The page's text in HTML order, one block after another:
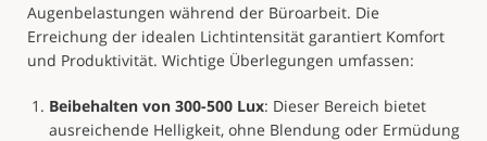
Augenbelastungen während der Büroarbeit. Die
Erreichung der idealen Lichtintensität garantiert Komfort
und Produktivität. Wichtige Überlegungen umfassen:
Beibehalten von 300-500 Lux: Dieser Bereich bietet
ausreichende Helligkeit, ohne Blendung oder Ermüdung